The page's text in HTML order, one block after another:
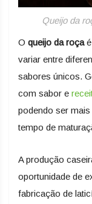
Queijo da
O queijo da roçaé
variar entre
sabores únicos.
com sabor e
podendo ser
tempo de
A produção
oportunidade de
fabricação de